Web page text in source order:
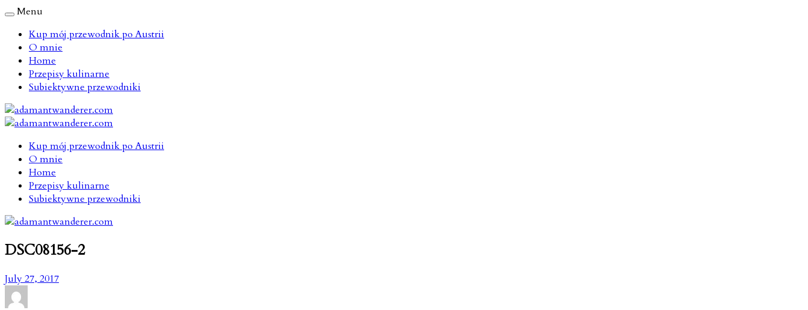
Menu
Kup mój przewodnik po Austrii
O mnie
Home
Przepisy kulinarne
Subiektywne przewodniki
Kup mój przewodnik po Austrii
O mnie
Home
Przepisy kulinarne
Subiektywne przewodniki
DSC08156-2
July 27, 2017